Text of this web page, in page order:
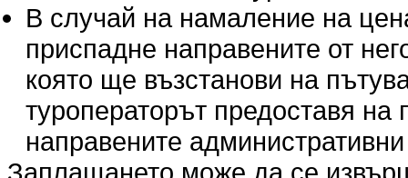
В случай на намаление на
приспадне направените от
която ще възстанови на
туроператорът предоставя на
направените